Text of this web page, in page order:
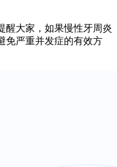
醒大家，如果慢性牙周炎
免严重并发症的有效方